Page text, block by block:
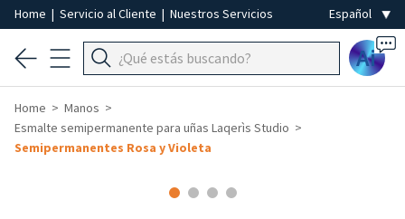
Home | Servicio al Cliente | Nuestros Servicios
Ai
Home
Manos
Esmalte semipermanente para uñas Laqerìs Studio
Semipermanentes Rosa y Violeta